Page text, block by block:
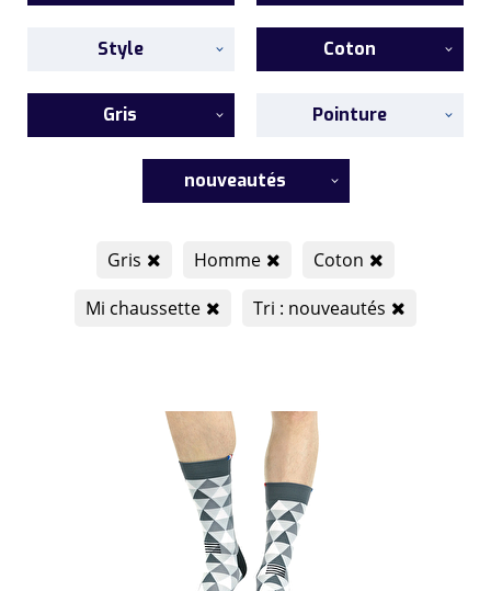
Style Coton
Gris Pointure
nouveautés
Gris Homme
Coton
Mi chaussette
Tri : nouveautés